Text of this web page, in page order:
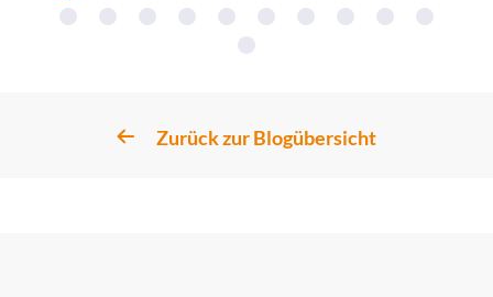
Zurück zur Blogübersicht